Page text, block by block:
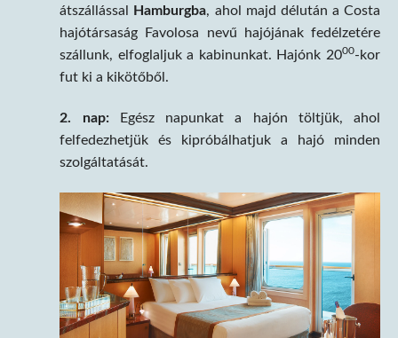
átszállással
Hamburgba, ahol majd délután a Costa
hajótársaság Favolosa nevű hajójának fedélzetére
szállunk, elfoglaljuk a kabinunkat. Hajónk 2000-kor
fut ki a kikötőből.
2. nap:
Egész napunkat a hajón töltjük, ahol
felfedezhetjük és kipróbálhatjuk a hajó minden
szolgáltatását.